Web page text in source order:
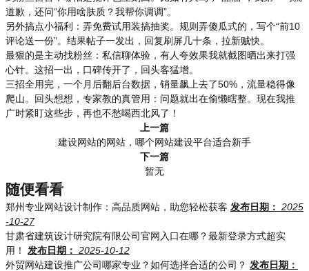
道歉，还问“你用啥肤质？我帮你调调”。
另外搞点小福利：弄免费试用装搞抽奖。规则弄傻瓜式的，写个“前10
评论送一份”。结果帖子一发出，回复刷屏几十条，拉新贼快。
最狠的是主动找粉丝：私信聊体验，有人夸效果我就截图晒出来打强
心针。这招一出，口碑传开了，回头客猛增。
三招全用完，一个月后翻后台数据，销量飙上去了50%，流量稳得像
爬山。回头想想，专家教的真管用：问题就出在偷懒瞎整。现在我推
广时紧盯这些步，再也不愁喝西北风了！
上一篇
建设网站的网站，哪个网站建设平台适合新手
下一篇
暂无
随便看看
郑州专业网站设计制作：高品质网站，助您轻松获客 发布日期： 2025
-10-27
甘肃省建筑设计研究院有限公司官网入口在哪？最新登录方式超实
用！
发布日期： 2025-10-12
外贸网站建设推广公司哪家专业？如何选择合适的公司？ 发布日期：